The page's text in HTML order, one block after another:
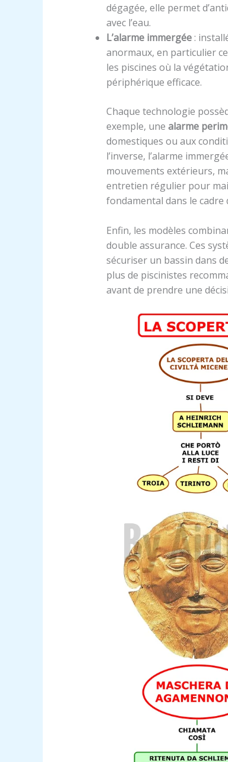
dégagée, elle permet
avec l’eau.
L’alarme immergée:
anormaux, en particulier
les piscines où la
périphérique efficace.
Chaque technologie
exemple, une alarme
domestiques ou aux
l’inverse, l’alarme
mouvements extérieurs,
entretien régulier pour
fondamental dans le
Enfin, les modèles
double assurance. Ces
sécuriser un bassin dans
plus de piscinistes
avant de prendre une